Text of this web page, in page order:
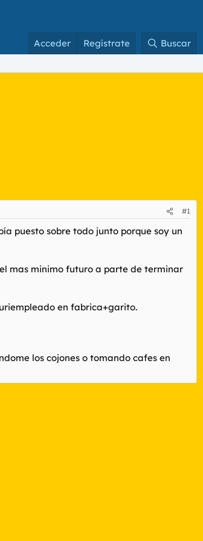
Acceder Regístrate Buscar
#1
puesto sobre todo junto porque soy un
mas minimo futuro a parte de terminar
en fabrica+garito.
los cojones o tomando cafes en